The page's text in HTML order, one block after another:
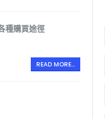
種購買途徑
READ MORE...